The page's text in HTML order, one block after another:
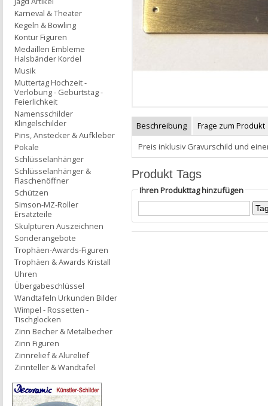
Beschreibung
Frage zum Produkt
Preis inklusiv Gravurschild und
Produkt Tags
Ihren Produkttag hinzufügen
Karneval & Theater
Kegeln & Bowling
Kontur Figuren
Medaillen Embleme
Halsbänder Kordel
Musik
Muttertag Hochzeit -
Verlobung - Geburtstag -
Feierlichkeit
Namensschilder
Klingelschilder
Pins, Anstecker & Aufkleber
Pokale
Schlüsselanhänger
Schlüsselanhänger &
Flaschenöffner
Schützen
Simson-MZ-Roller
Ersatzteile
Skulpturen Auszeichnen
Sonderangebote
Trophäen-Awards-Figuren
Trophäen & Awards Kristall
Uhren
Übergabeschlüssel
Wandtafeln Urkunden Bilder
Wimpel - Rossetten -
Tischglocken
Zinn Becher & Metalbecher
Zinn Figuren
Zinnrelief & Alurelief
Zinnteller & Wandtafel